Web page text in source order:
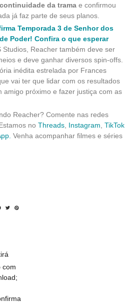
da trama e confirmou
já faz parte de seus planos.
Temporada 3 de Senhor dos
Poder! Confira o que esperar
Studios, Reacher também deve ser
e deve ganhar diversos spin-offs.
inédita estrelada por Frances
vai ter que lidar com os resultados
amigo próximo e fazer justiça com as
Reacher? Comente nas redes
no Threads Instagram TikTok
Venha acompanhar filmes e séries
com